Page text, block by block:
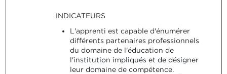
INDICATEURS
L'apprenti est capable d'énumérer
différents partenaires professionnels
du domaine de l'éducation de
l'institution impliqués et de désigner
leur domaine de compétence.